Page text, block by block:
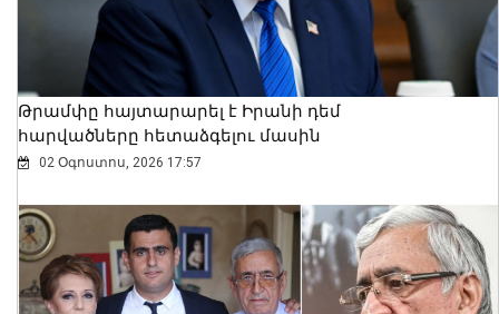
Լոռու մարզի Օձուն գյուղում կայացել է
Ազգային երաժշտության «Ճախրուկ»
ամենամյա միջազգային ներառական
6-րդ փառատոնը
06 Օգոստոս, 2026 21:08
Թրամփը հայտարարել է Իրանի դեմ
հարվածները հետաձգելու մասին
02 Օգոստոս, 2026 17:57